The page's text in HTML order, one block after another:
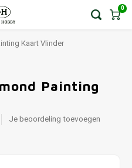
0
Kaart Vlinder
Painting
Je beoordeling toevoegen